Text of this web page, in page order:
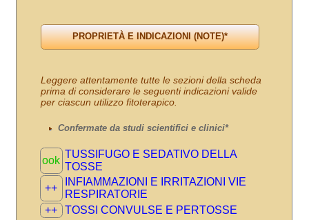
Leggere attentamente tutte le sezioni della scheda
prima di considerare le seguenti indicazioni valide
per ciascun utilizzo fitoterapico.
Confermate da studi scientifici e clinici*
ook
TUSSIFUGO E SEDATIVO DELLA
TOSSE
++
INFIAMMAZIONI E IRRITAZIONI VIE
RESPIRATORIE
++
TOSSI CONVULSE E PERTOSSE